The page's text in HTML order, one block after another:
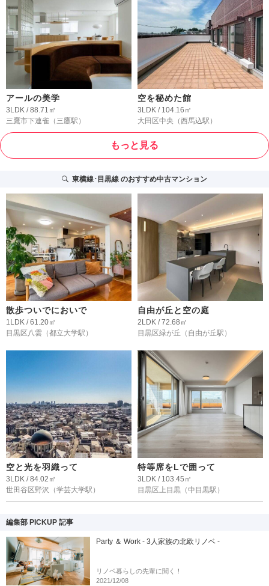
アールの美学
3LDK / 88.71㎡
三鷹市下連雀 （三鷹駅）
空を秘めた館
3LDK / 104.16㎡
大田区中央 （西馬込駅）
もっと見る
東横線･目黒線のおすすめ中古マンション
散歩ついでにおいで
1LDK / 61.20㎡
目黒区八雲 （都立大学駅）
自由が丘と空の庭
2LDK / 72.68㎡
目黒区緑が丘 （自由が丘駅）
空と光を羽織って
3LDK / 84.02㎡
世田谷区野沢 （学芸大学駅）
特等席をLで囲って
3LDK / 103.45㎡
目黒区上目黒 （中目黒駅）
編集部 PICKUP 記事
Party ＆ Work - 3人家族の北欧リノベ -
リノベ暮らしの先輩に聞く！
2021/12/08